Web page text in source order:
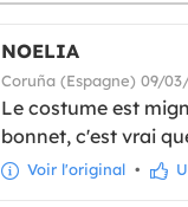
NOELIA
Coruña (Espagne) 09/
Le costume est
bonnet, c'est vrai
Voir l'original •